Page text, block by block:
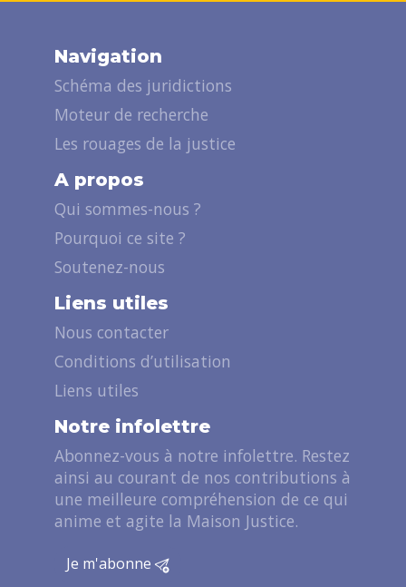
Navigation
Schéma des juridictions
Moteur de recherche
Les rouages de la justice
A propos
Qui sommes-nous ?
Pourquoi ce site ?
Soutenez-nous
Liens utiles
Nous contacter
Conditions d’utilisation
Liens utiles
Notre infolettre
Abonnez-vous à notre infolettre. Restez
ainsi au courant de nos contributions à
une meilleure compréhension de ce qui
anime et agite la Maison Justice.
Je m'abonne